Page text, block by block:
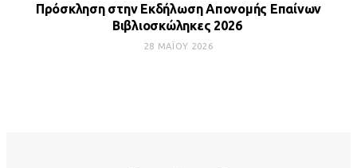
Πρόσκληση στην Εκδήλωση Απονομής Επαίνων
Βιβλιοσκώληκες 2026
28 ΜΑΪ́ΟΥ 2026